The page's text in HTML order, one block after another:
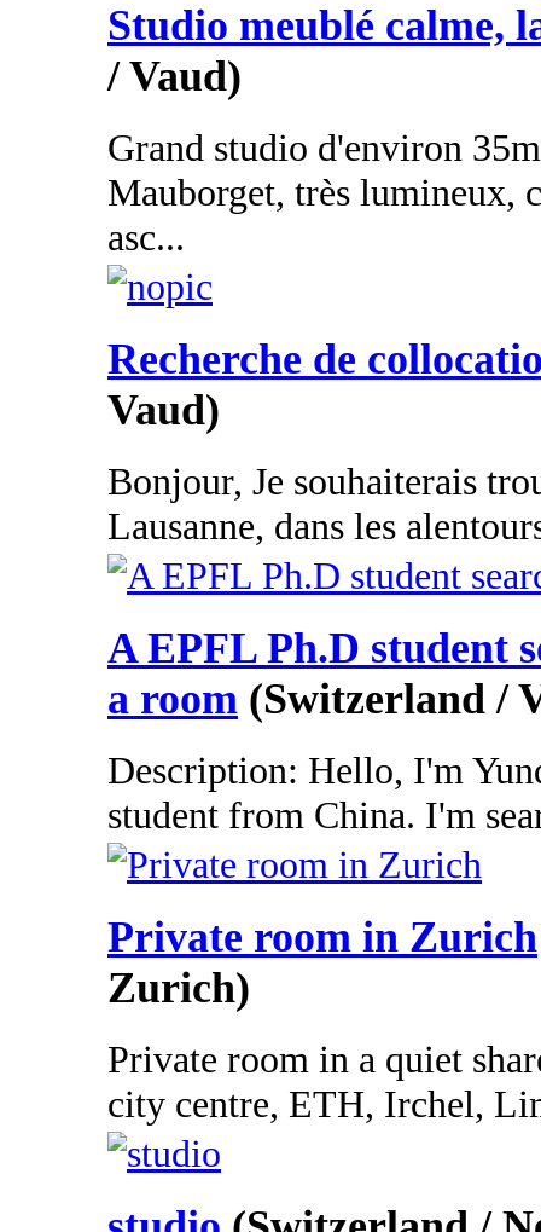
Studio meublé calme,
/ Vaud)
Grand studio d'environ
Mauborget, très lumineux,
asc...
Recherche de
Vaud)
Bonjour, Je souhaiterais
Lausanne, dans les
A EPFL Ph.D student
a room (Switzerland /
Description: Hello, I'm
student from China. I'm
Private room in Zurich
Zurich)
Private room in a quiet
city centre, ETH, Irchel,